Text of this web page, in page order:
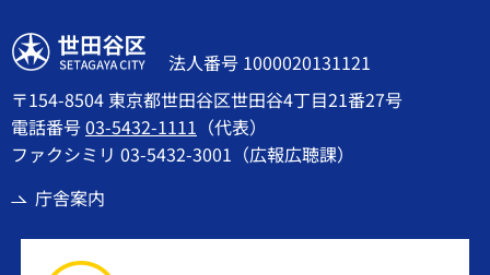
世田谷区
法人番号 1000020131121
〒154-8504 東京都世田谷区世田谷4丁目21番27号
電話番号03-5432-1111 （代表）
ファクシミリ 03-5432-3001（広報広聴課）
庁舎案内